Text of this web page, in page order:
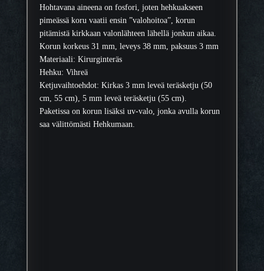
Hohtavana aineena on fosfori, joten hehkuakseen
pimeässä koru vaatii ensin ”valohoitoa”, korun
pitämistä kirkkaan valonlähteen lähellä jonkun aikaa.
Korun korkeus 31 mm, leveys 38 mm, paksuus 3 mm
Materiaali: Kirurginteräs
Hehku: Vihreä
Ketjuvaihtoehdot: Kirkas 3 mm leveä teräsketju (50
cm, 55 cm), 5 mm leveä teräsketju (55 cm).
Paketissa on korun lisäksi uv-valo, jonka avulla korun
saa välittömästi Hehkumaan.